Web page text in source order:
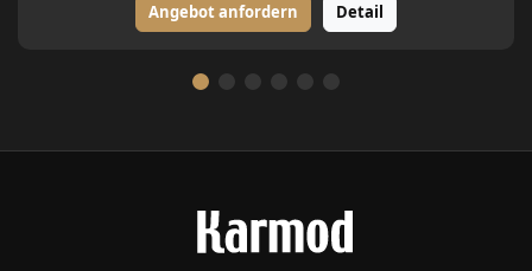
Angebot anfordern Detail